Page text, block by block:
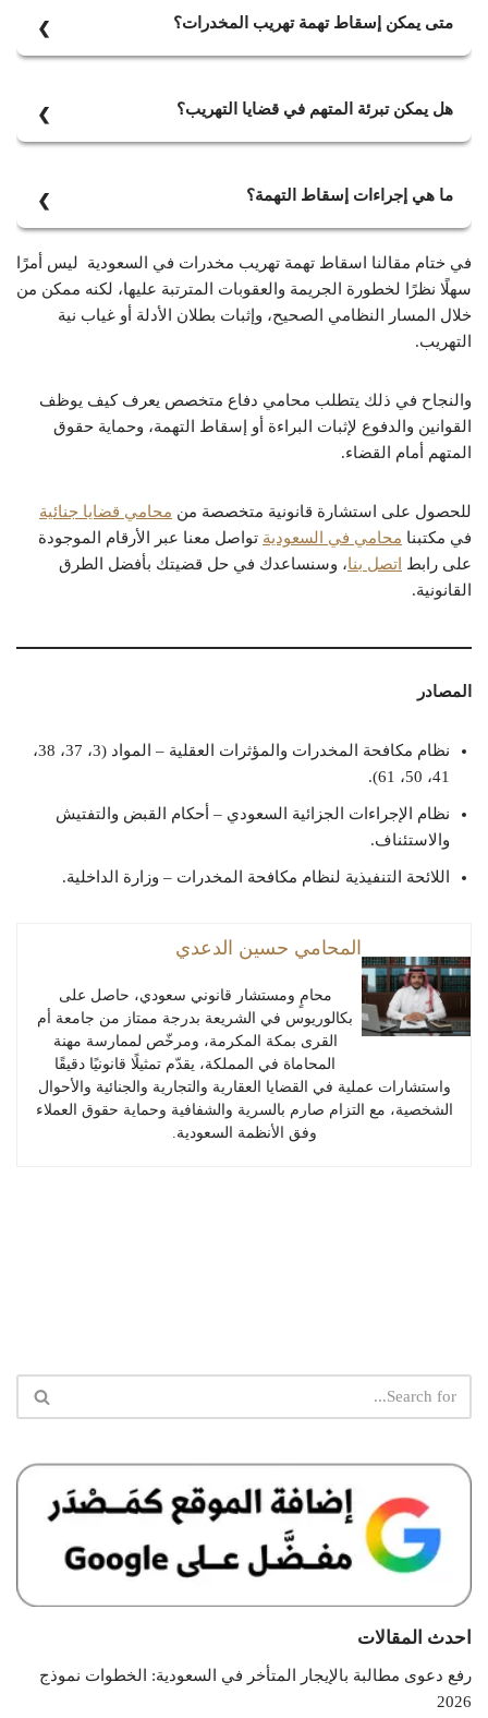
متى يمكن إسقاط تهمة تهريب المخدرات؟
هل يمكن تبرئة المتهم في قضايا التهريب؟
ما هي إجراءات إسقاط التهمة؟
استئناف الحكم، والنقض عند الحاجة، إضافة إلى طلبات
الاسترحام.
في ختام مقالنا اسقاط تهمة تهريب مخدرات في السعودية ليس أمرًا
سهلًا نظرًا لخطورة الجريمة والعقوبات المترتبة عليها، لكنه ممكن من
خلال المسار النظامي الصحيح، وإثبات بطلان الأدلة أو غياب نية
التهريب.
والنجاح في ذلك يتطلب محامي دفاع متخصص يعرف كيف يوظف
القوانين والدفوع لإثبات البراءة أو إسقاط التهمة، وحماية حقوق
المتهم أمام القضاء.
للحصول على استشارة قانونية متخصصة من محامي قضايا جنائية
في مكتبنا محامي في السعودية تواصل معنا عبر الأرقام الموجودة
على رابط اتصل بنا، وسنساعدك في حل قضيتك بأفضل الطرق
القانونية.
المصادر
نظام مكافحة المخدرات والمؤثرات العقلية – المواد (3، 37، 38،
41، 50، 61).
نظام الإجراءات الجزائية السعودي – أحكام القبض والتفتيش
والاستئناف.
اللائحة التنفيذية لنظام مكافحة المخدرات – وزارة الداخلية.
المحامي حسين الدعدي
محامٍ ومستشار قانوني سعودي، حاصل على
بكالوريوس في الشريعة بدرجة ممتاز من جامعة أم
القرى بمكة المكرمة، ومرخّص لممارسة مهنة
المحاماة في المملكة، يقدّم تمثيلًا قانونيًا دقيقًا
واستشارات عملية في القضايا العقارية والتجارية والجنائية والأحوال
الشخصية، مع التزام صارم بالسرية والشفافية وحماية حقوق العملاء
وفق الأنظمة السعودية.
احدث المقالات
رفع دعوى مطالبة بالإيجار المتأخر في السعودية: الخطوات نموذج
2026